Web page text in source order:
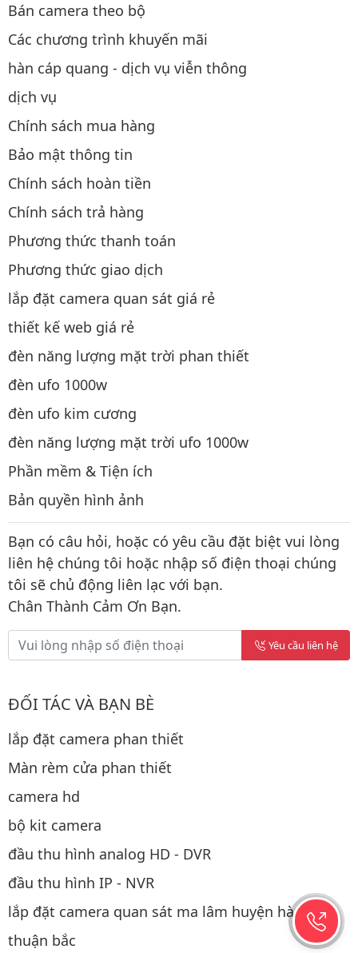
Bán camera theo bộ
Các chương trình khuyến mãi
hàn cáp quang - dịch vụ viễn thông
dịch vụ
Chính sách mua hàng
Bảo mật thông tin
Chính sách hoàn tiền
Chính sách trả hàng
Phương thức thanh toán
Phương thức giao dịch
lắp đặt camera quan sát giá rẻ
thiết kế web giá rẻ
đèn năng lượng mặt trời phan thiết
đèn ufo 1000w
đèn ufo kim cương
đèn năng lượng mặt trời ufo 1000w
Phần mềm & Tiện ích
Bản quyền hình ảnh
Bạn có câu hỏi, hoặc có yêu cầu đặt biệt vui lòng
liên hệ chúng tôi hoặc nhập số điện thoại chúng
tôi sẽ chủ động liên lạc với bạn.
Chân Thành Cảm Ơn Bạn.
Yêu cầu liên hệ
ĐỐI TÁC VÀ BẠN BÈ
lắp đặt camera phan thiết
Màn rèm cửa phan thiết
camera hd
bộ kit camera
đầu thu hình analog HD - DVR
đầu thu hình IP - NVR
lắp đặt camera quan sát ma lâm huyện hàm
thuận bắc